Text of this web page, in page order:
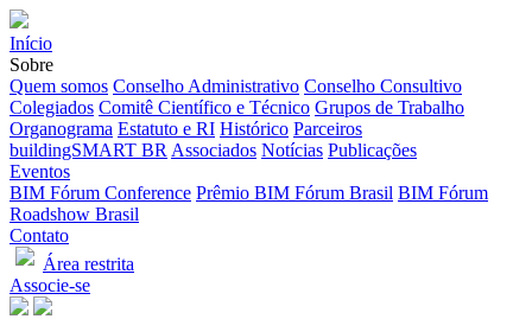
Início
Sobre
Quem somos Conselho Administrativo Conselho Consultivo
Colegiados Comitê Científico e Técnico Grupos de Trabalho
Organograma Estatuto e RI Histórico Parceiros
buildingSMART BR Associados Notícias Publicações
Eventos
BIM Fórum Conference Prêmio BIM Fórum Brasil BIM Fórum
Roadshow Brasil
Contato
Área restrita
Associe-se